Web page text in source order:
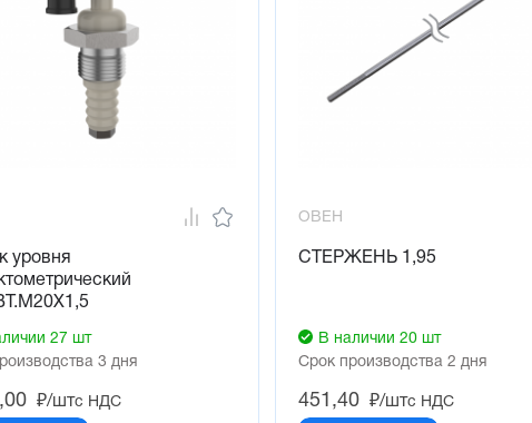
уровня
27 шт
3 дня
₽/штс НДС
ОВЕН
СТЕРЖЕНЬ 1,95
В наличии 20 шт
Срок производства 2 дня
451,40 ₽/штс НДС